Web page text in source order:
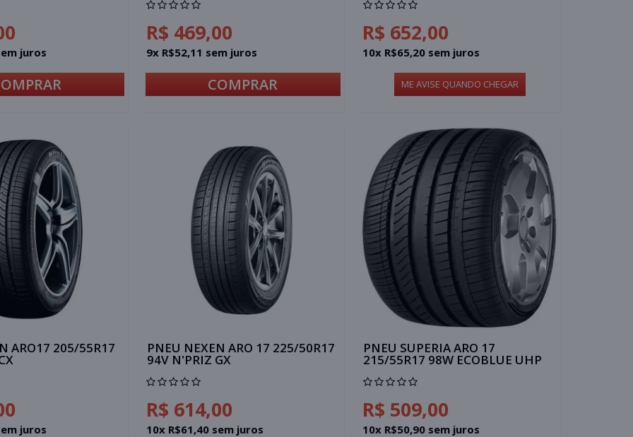
juros
R$ 469,00
9x R$52,11 sem juros
COMPRAR
R$ 652,00
10x R$65,20 sem juros
ME AVISE QUANDO CHEGAR
ARO17 205/55R17
juros
PNEU NEXEN ARO 17 225/50R17
94V N'PRIZ GX
R$ 614,00
10x R$61,40 sem juros
PNEU SUPERIA ARO 17
215/55R17 98W ECOBLUE UHP
R$ 509,00
10x R$50,90 sem juros